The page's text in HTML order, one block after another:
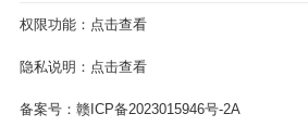
权限功能： 点击查看
隐私说明： 点击查看
备案号： 赣ICP备2023015946号-2A